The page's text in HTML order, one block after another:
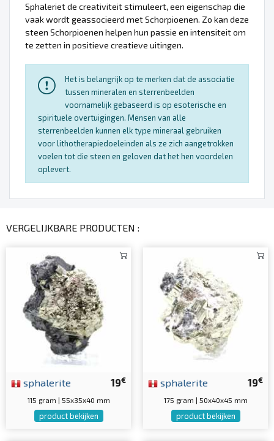
Sphaleriet de creativiteit stimuleert, een eigenschap die
vaak wordt geassocieerd met Schorpioenen. Zo kan deze
steen Schorpioenen helpen hun passie en intensiteit om
te zetten in positieve creatieve uitingen.
Het is belangrijk op te merken dat de associatie
tussen mineralen en sterrenbeelden
voornamelijk gebaseerd is op esoterische en
spirituele overtuigingen. Mensen van alle
sterrenbeelden kunnen elk type mineraal gebruiken
voor lithotherapiedoeleinden als ze zich aangetrokken
voelen tot die steen en geloven dat het hen voordelen
oplevert.
VERGELIJKBARE PRODUCTEN :
19€
sphalerite
115 gram | 55x35x40 mm
product bekijken
19€
sphalerite
175 gram | 50x40x45 mm
product bekijken